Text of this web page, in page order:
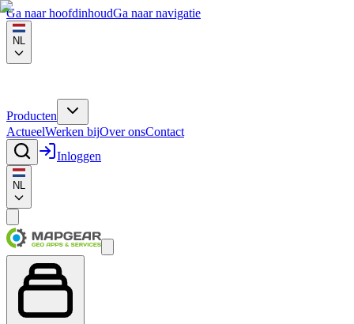
Ga naar hoofdinhoudGa naar navigatie
NL
Producten
ActueelWerken bijOver onsContact
Inloggen
NL